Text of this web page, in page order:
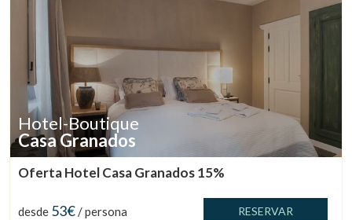
Hotel-Boutique
Casa Granados
Oferta Hotel Casa Granados 15%
desde 53€/ persona RESERVAR